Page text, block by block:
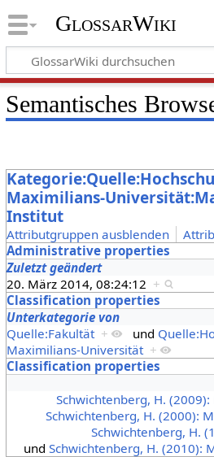
GlossarWiki
Semantisches
Maximilians-
Institut
Attributgruppen ausblenden
Administrative properties
Zuletzt geändert
20. März 2014, 08:24:12 +
Classification properties
Unterkategorie von
Quelle:Fakultät + und
Maximilians-Universität +
Classification properties
Schwichtenberg, H.
Schwichtenberg, H. (2000):
Schwichtenberg, H.
undSchwichtenberg, H. (2010):